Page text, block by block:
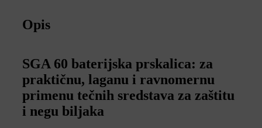
Opis
SGA 60 baterijska prskalica: za
praktičnu, laganu i ravnomernu
primenu tečnih sredstava za zaštitu
i negu biljaka